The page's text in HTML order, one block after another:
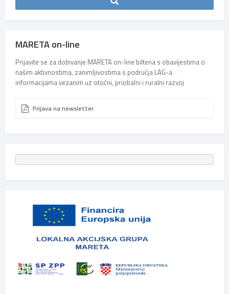
MARETA on-line
Prijavite se za dobivanje MARETA on-line biltena s obavijestima o
našim aktivnostima, zanimljivostima s područja LAG-a
informacijama vezanim uz otočni, priobalni i ruralni razvoj
Prijava na newsletter